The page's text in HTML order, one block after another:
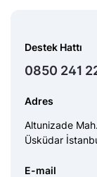
Destek Hattı
0850 241
Adres
Altunizade
Üsküdar
E-mail